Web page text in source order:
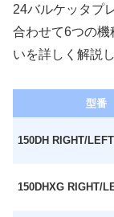
24バルケッタプ
合わせて6つの
いを詳しく解説
型番
150DH RIGHT/LEFT
150DHXG RIGHT/